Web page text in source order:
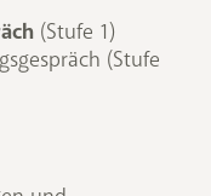
(Stufe 1)
(Stufe